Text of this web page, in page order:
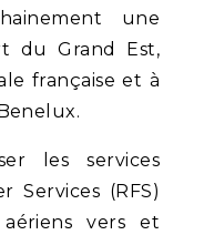
une
du Grand Est,
française et à
les services
Services (RFS)
vers et